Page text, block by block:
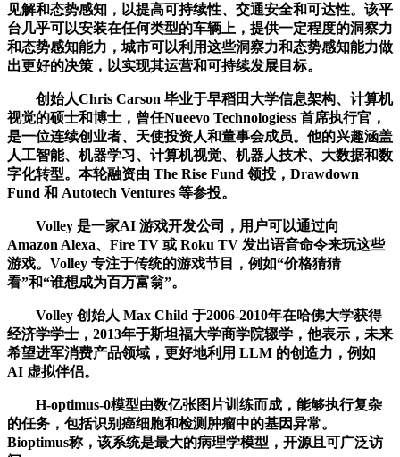
见解和态势感知，以提高可持续性、交通安全和可达性。该平
台几乎可以安装在任何类型的车辆上，提供一定程度的洞察力
和态势感知能力，城市可以利用这些洞察力和态势感知能力做
出更好的决策，以实现其运营和可持续发展目标。
创始人Chris Carson 毕业于早稻田大学信息架构、计算机
视觉的硕士和博士，曾任Nueevo Technologiess 首席执行官，
是一位连续创业者、天使投资人和董事会成员。他的兴趣涵盖
人工智能、机器学习、计算机视觉、机器人技术、大数据和数
字化转型。本轮融资由 The Rise Fund 领投，Drawdown
Fund 和 Autotech Ventures 等参投。
Volley 是一家AI 游戏开发公司，用户可以通过向
Amazon Alexa、Fire TV 或 Roku TV 发出语音命令来玩这些
游戏。Volley 专注于传统的游戏节目，例如“价格猜猜
看”和“谁想成为百万富翁”。
Volley 创始人 Max Child 于2006-2010年在哈佛大学获得
经济学学士，2013年于斯坦福大学商学院辍学，他表示，未来
希望进军消费产品领域，更好地利用 LLM 的创造力，例如
AI 虚拟伴侣。
H-optimus-0模型由数亿张图片训练而成，能够执行复杂
的任务，包括识别癌细胞和检测肿瘤中的基因异常。
Bioptimus称，该系统是最大的病理学模型，开源且可广泛访